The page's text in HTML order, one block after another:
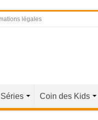
légales
Coin des Kids